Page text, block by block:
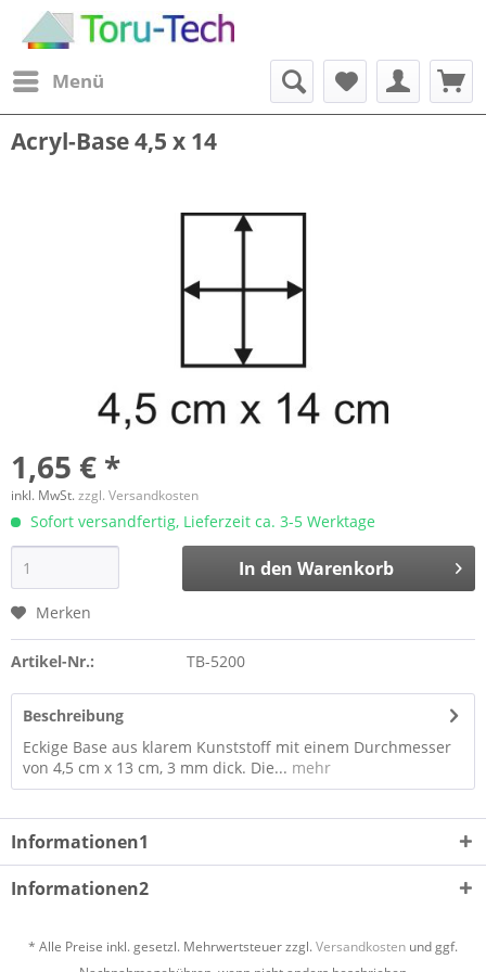
Menü
Acryl-Base 4,5 x 14
1,65 € *
inkl. MwSt.zzgl. Versandkosten
Sofort versandfertig, Lieferzeit ca. 3-5 Werktage
In den Warenkorb
Merken
Artikel-Nr.: TB-5200
Beschreibung
Eckige Base aus klarem Kunststoff mit einem Durchmesser
von 4,5 cm x 13 cm, 3 mm dick. Die... mehr
Informationen1
Informationen2
* Alle Preise inkl. gesetzl. Mehrwertsteuer zzgl.Versandkosten und ggf.